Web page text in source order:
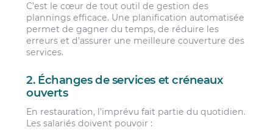
C’est le cœur de tout outil de gestion des
plannings efficace. Une planification automatisée
permet de gagner du temps, de réduire les
erreurs et d’assurer une meilleure couverture des
services.
2. Échanges de services et créneaux
ouverts
En restauration, l’imprévu fait partie du quotidien.
Les salariés doivent pouvoir :